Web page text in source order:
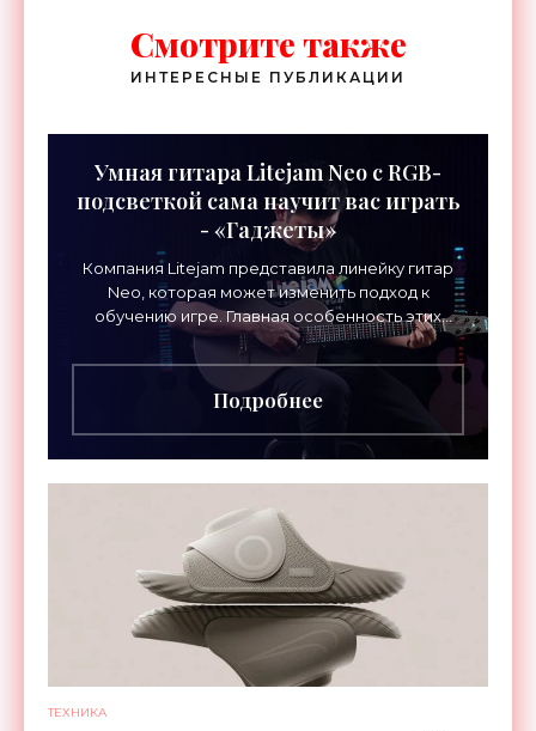
Смотрите также
ИНТЕРЕСНЫЕ ПУБЛИКАЦИИ
Умная гитара Litejam Neo с RGB-
подсветкой сама научит вас играть
- «Гаджеты»
Компания Litejam представила линейку гитар
Neo, которая может изменить подход к
обучению игре. Главная особенность этих
инструментов – встроенная RGB-подсветка
грифа. Светодиоды
Подробнее
ТЕХНИКА